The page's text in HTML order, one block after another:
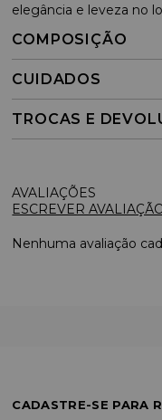
elegância e leveza no
COMPOSIÇÃO
CUIDADOS
TROCAS E
ESCREVER
Nenhuma avaliação
CADASTRE-SE PARA